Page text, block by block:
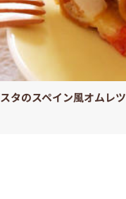
タのスペイン風オムレツ